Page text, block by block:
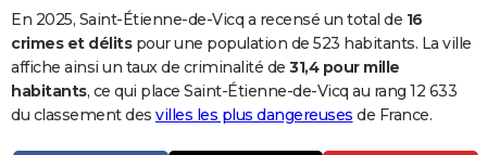
Dictionnaire
Biographies
Citations
Expressions
Proverbes
PROGRAMME TV
S'inscrire
Se connecter
Lycées
Collèges
Primaires
Universités
Entreprises
Service militaire
Avis de recherche
AVIS DE DÉCÈS
En 2025, Saint-Étienne-de-Vicq a recensé un total de 16
crimes et délitspour une population de 523 habitants. La ville
affiche ainsi un taux de criminalité de 31,4 pour mille
habitants, ce qui place Saint-Étienne-de-Vicq au rang 12 633
du classement des villes les plus dangereuses de France.